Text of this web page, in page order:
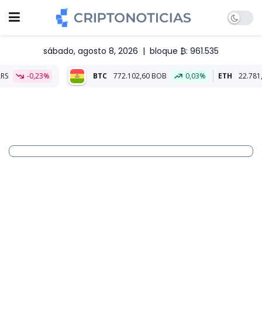
sábado, agosto 8, 2026 | bloque ₿: 961.535
BTC 772.102,60 BOB 0,03% ETH 22.781,00 BOB -